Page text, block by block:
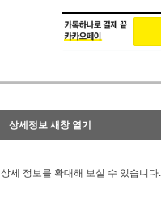
상세정보 새창 열기
상세 정보를 확대해 보실 수 있습니다.